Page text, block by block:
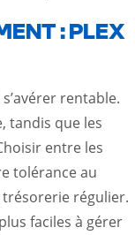
: PLEX
rentable.
tandis que les
entre les
tolérance au
régulier.
faciles à gérer